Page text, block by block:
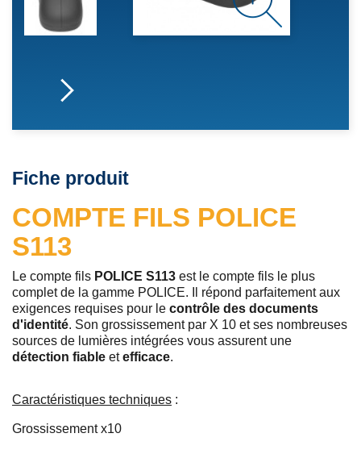
Fiche produit
COMPTE FILS POLICE
S113
Le compte fils POLICE S113 est le compte fils le plus
complet de la gamme POLICE. Il répond parfaitement aux
exigences requises pour le contrôle des documents
d'identité. Son grossissement par X 10 et ses nombreuses
sources de lumières intégrées vous assurent une
détection fiable etefficace.
Caractéristiques techniques :
Grossissement x10